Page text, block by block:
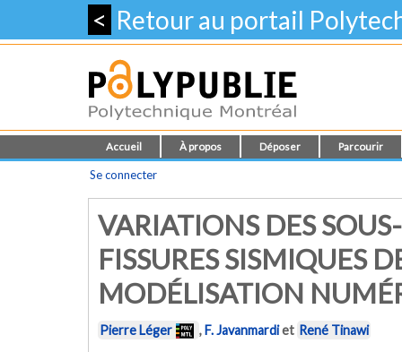
< Retour au portail
Accueil À propos Déposer Parcourir
Se connecter
VARIATIONS DES
FISSURES SISMIQUES
MODÉLISATION
Pierre Léger ,F. Javanmardiet René Tinawi